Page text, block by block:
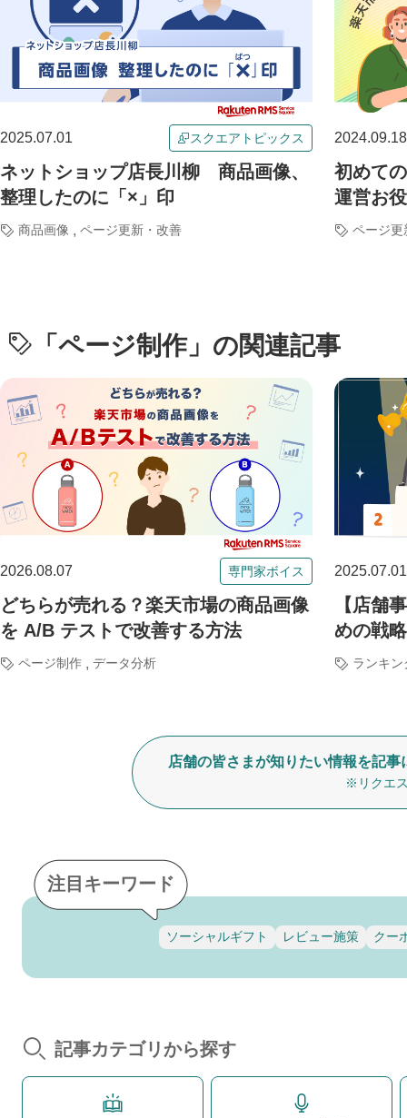
2025.07.01 スクエアトピックス
ネットショップ店長川柳 商品画像、
整理したのに「×」印
商品画像 , ページ更新・改善
2024.09.18
初めて
運営お
ページ更
「 ページ制作」の関連記事
2026.08.07 専門家ボイス
どちらが売れる？楽天市場の商品画像
を A/B テストで改善する方法
ページ制作 , データ分析
2025.07.01
【店舗
めの戦
ランキン
店舗の皆さまが知りたい情報を記
※リクエ
注目キーワード
ソーシャルギフト レビュー施策 クー
記事カテゴリから探す